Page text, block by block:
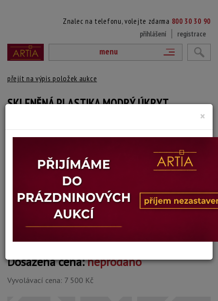
Znalec na telefonu, volejte zdarma 800 30 30 90
přihlášení
registrace
menu
přejít na výpis položek aukce
SKLENĚNÁ PLASTIKA MODRÝ ÚKRYT
(1938 Sollentuna - ?)
Plastika tvarované figury v modré tónované skleněné hmotě. Signováno
Výška: 15 cm, hloubka: 9 cm, délka: 11,5 cm
15.07.2026 20:19 SELČ
Dosažená cena:neprodáno
Vyvolávací cena: 7 500 Kč
×